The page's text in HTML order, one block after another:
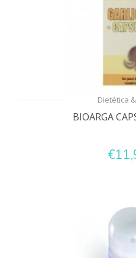
Dietética
BIOARGA